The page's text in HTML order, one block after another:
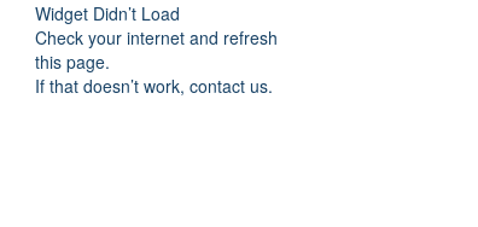
Widget Didn’t Load
Check your internet and refresh
this page.
If that doesn’t work, contact us.